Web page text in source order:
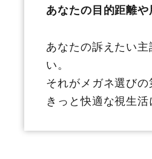
あなたの目的距離
あなたの訴えたい
い。
それがメガネ選びの
きっと快適な視生活